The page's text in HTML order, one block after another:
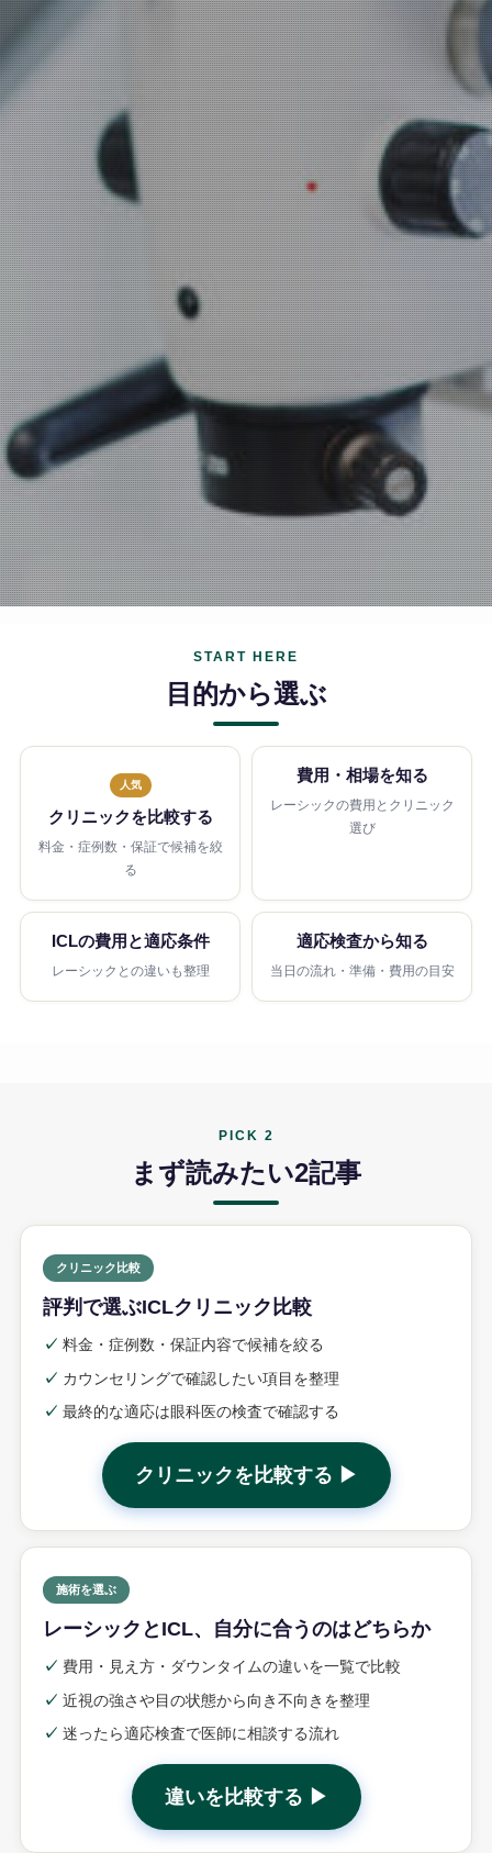
START HERE
目的から選ぶ
人気
クリニックを比較する
料金・症例数・保証で候補を絞
る
費用・相場を知る
レーシックの費用とクリニック
選び
ICLの費用と適応条件
レーシックとの違いも整理
適応検査から知る
当日の流れ・準備・費用の目安
PICK 2
まず読みたい2記事
クリニック比較
評判で選ぶICLクリニック比較
✓ 料金・症例数・保証内容で候補を絞る
✓ カウンセリングで確認したい項目を整理
✓ 最終的な適応は眼科医の検査で確認する
クリニックを比較する ▶
施術を選ぶ
レーシックとICL、自分に合うのはどちらか
✓ 費用・見え方・ダウンタイムの違いを一覧で比較
✓ 近視の強さや目の状態から向き不向きを整理
✓ 迷ったら適応検査で医師に相談する流れ
違いを比較する ▶